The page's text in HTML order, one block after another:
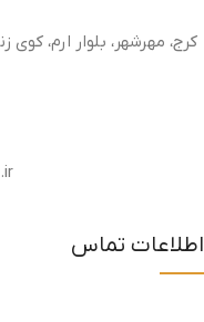
اطلاعات تماس